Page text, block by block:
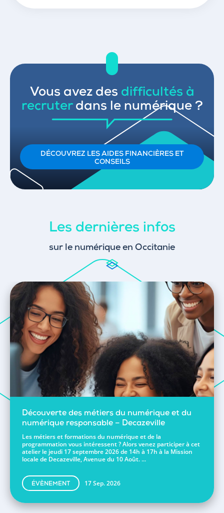
Vous avez des difficultés à
recruterdans le numérique ?
DÉCOUVREZ LES AIDES FINANCIÈRES ET
CONSEILS
Les dernières infos
sur le numérique en Occitanie
Découverte des métiers du numérique et du
numérique responsable – Decazeville
Les métiers et formations du numérique et de la
programmation vous intéressent ? Alors venez participer à cet
atelier le jeudi 17 septembre 2026 de 14h à 17h à la Mission
locale de Decazeville, Avenue du 10 Août. ...
ÉVÈNEMENT 17 Sep. 2026